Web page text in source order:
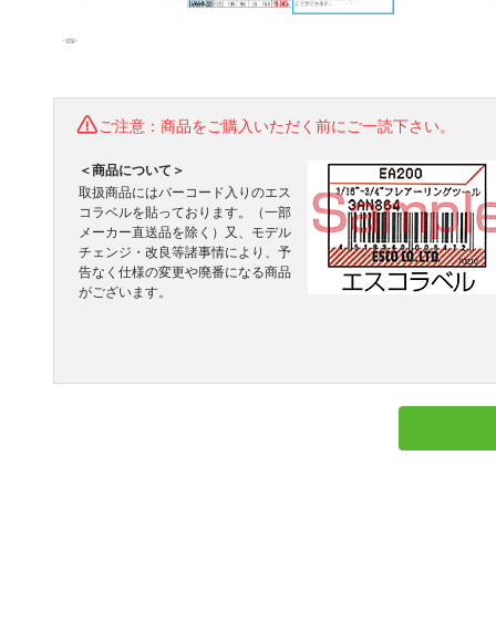
ご注意：商品をご購入いただく前にご一読下さい。
＜商品について＞
取扱商品にはバーコード入りのエス
コラベルを貼っております。（一部
メーカー直送品を除く）又、モデル
チェンジ・改良等諸事情により、予
告なく仕様の変更や廃番になる商品
がございます。